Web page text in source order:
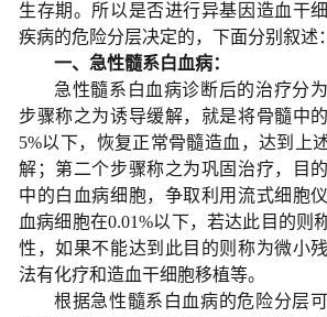
生存期。所以是否进行异基因造血干
疾病的危险分层决定的，下面分别叙述：
一、急性髓系白血病：
急性髓系白血病诊断后的治疗分
步骤称之为诱导缓解，就是将骨髓中
5%以下，恢复正常骨髓造血，达到上
解；第二个步骤称之为巩固治疗，目
中的白血病细胞，争取利用流式细胞
血病细胞在0.01%以下，若达此目的则
性，如果不能达到此目的则称为微小
法有化疗和造血干细胞移植等。
根据急性髓系白血病的危险分层